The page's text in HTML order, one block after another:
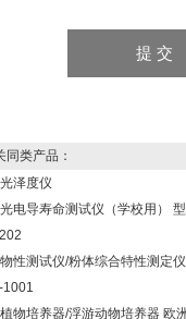
类产品：
泽度仪
电导寿命测试仪（学校用）
性测试仪/粉体综合特性测定
1001
物培养器/浮游动物培养器 欧